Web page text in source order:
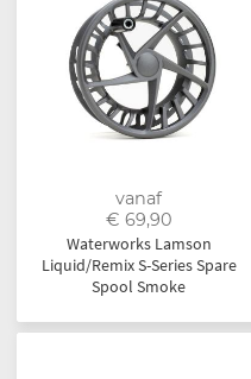
vanaf
€ 69,90
Waterworks Lamson
Liquid/Remix S-Series Spare
Spool Smoke